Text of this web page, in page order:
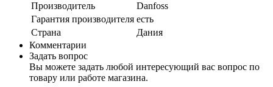
Производитель
Danfoss
Гарантия производителя есть
Страна
Дания
Комментарии
Задать вопрос
Вы можете задать любой интересующий вас вопрос по
товару или работе магазина.